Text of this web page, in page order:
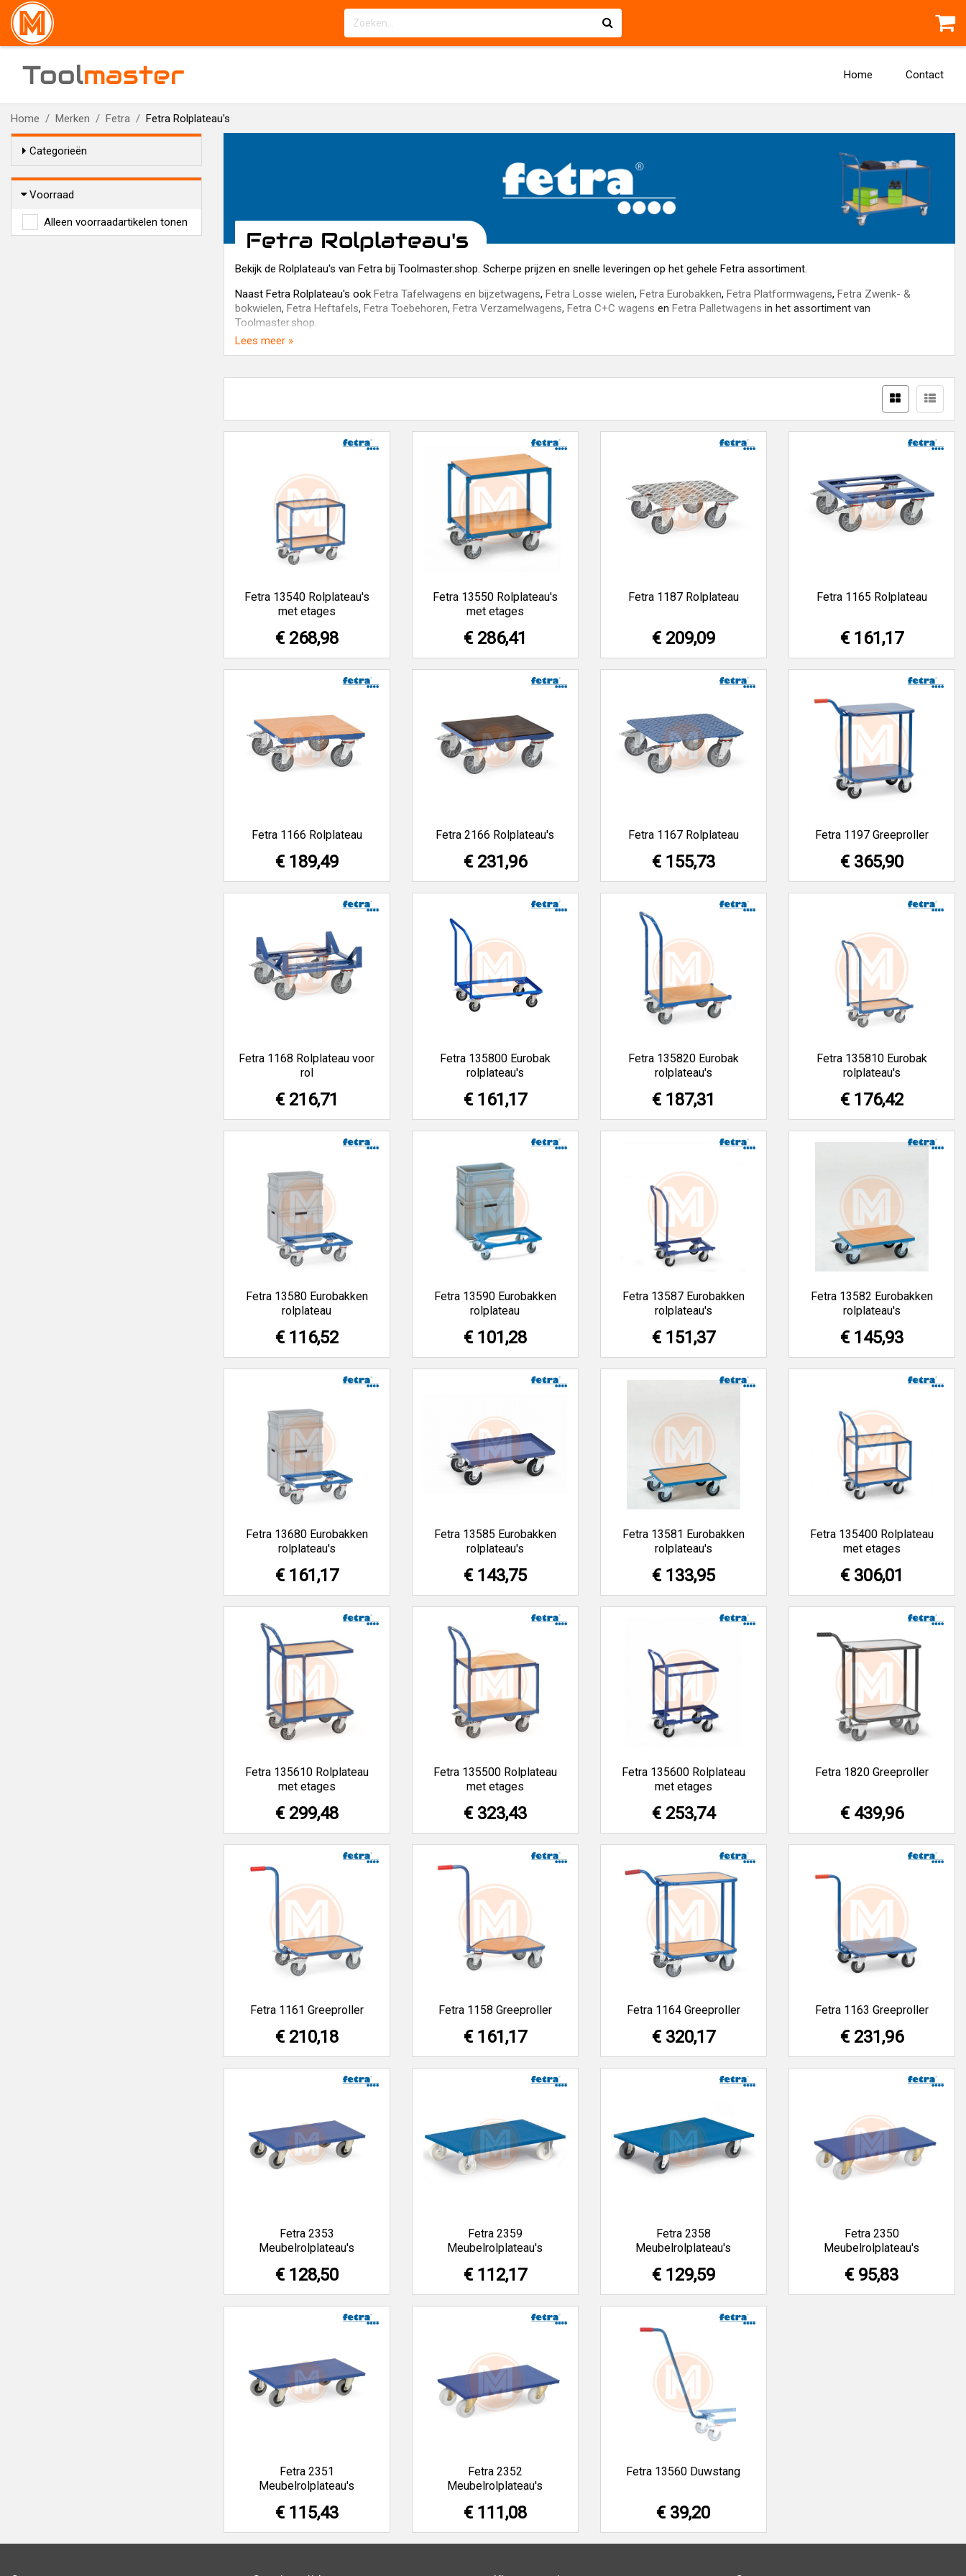
Toolmaster Home Contact
Home Merken Fetra Fetra Rolplateau's
Categorieën
Voorraad
Alleen voorraadartikelen tonen
Fetra Rolplateau's
Bekijk de Rolplateau's van Fetra bij Toolmaster.shop. Scherpe prijzen en snelle leveringen op het gehele Fetra assortiment.
Naast Fetra Rolplateau's ook Fetra Tafelwagens en bijzetwagens, Fetra Losse wielen, Fetra Eurobakken, Fetra Platformwagens, Fetra Zwenk- &
bokwielen, Fetra Heftafels, Fetra Toebehoren, Fetra Verzamelwagens, Fetra C+C wagens en Fetra Palletwagens in het assortiment van
Toolmaster.shop.
Toolmaster.shop verkoopt al 35 jaar gereedschappen, machines en technische producten van alle A-merken.
Lees meer »
Fetra 13540 Rolplateau's
met etages
€ 268,98
Fetra 13550 Rolplateau's
met etages
€ 286,41
Fetra 1187 Rolplateau
€ 209,09
Fetra 1165 Rolplateau
€ 161,17
Fetra 1166 Rolplateau
€ 189,49
Fetra 2166 Rolplateau's
€ 231,96
Fetra 1167 Rolplateau
€ 155,73
Fetra 1197 Greeproller
€ 365,90
Fetra 1168 Rolplateau voor
rol
€ 216,71
Fetra 135800 Eurobak
rolplateau's
€ 161,17
Fetra 135820 Eurobak
rolplateau's
€ 187,31
Fetra 135810 Eurobak
rolplateau's
€ 176,42
Fetra 13580 Eurobakken
rolplateau
€ 116,52
Fetra 13590 Eurobakken
rolplateau
€ 101,28
Fetra 13587 Eurobakken
rolplateau's
€ 151,37
Fetra 13582 Eurobakken
rolplateau's
€ 145,93
Fetra 13680 Eurobakken
rolplateau's
€ 161,17
Fetra 13585 Eurobakken
rolplateau's
€ 143,75
Fetra 13581 Eurobakken
rolplateau's
€ 133,95
Fetra 135400 Rolplateau
met etages
€ 306,01
Fetra 135610 Rolplateau
met etages
€ 299,48
Fetra 135500 Rolplateau
met etages
€ 323,43
Fetra 135600 Rolplateau
met etages
€ 253,74
Fetra 1820 Greeproller
€ 439,96
Fetra 1161 Greeproller
€ 210,18
Fetra 1158 Greeproller
€ 161,17
Fetra 1164 Greeproller
€ 320,17
Fetra 1163 Greeproller
€ 231,96
Fetra 2353
Meubelrolplateau's
€ 128,50
Fetra 2359
Meubelrolplateau's
€ 112,17
Fetra 2358
Meubelrolplateau's
€ 129,59
Fetra 2350
Meubelrolplateau's
€ 95,83
Fetra 2351
Meubelrolplateau's
€ 115,43
Fetra 2352
Meubelrolplateau's
€ 111,08
Fetra 13560 Duwstang
€ 39,20